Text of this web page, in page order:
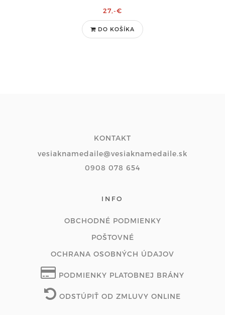
27,-€
DO KOŠÍKA
KONTAKT
vesiaknamedaile@vesiaknamedaile.sk
0908 078 654
INFO
OBCHODNÉ PODMIENKY
POŠTOVNÉ
OCHRANA OSOBNÝCH ÚDAJOV
PODMIENKY PLATOBNEJ BRÁNY
ODSTÚPIŤ OD ZMLUVY ONLINE